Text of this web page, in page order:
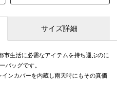
サイズ詳細
生活に必需なアイテムを持ち運ぶのに
バッグです。
ンカバーを内蔵し雨天時にもその真価